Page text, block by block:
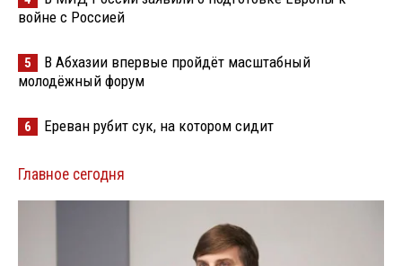
войне с Россией
5
В Абхазии впервые пройдёт масштабный
молодёжный форум
6 Ереван рубит сук, на котором сидит
Главное сегодня